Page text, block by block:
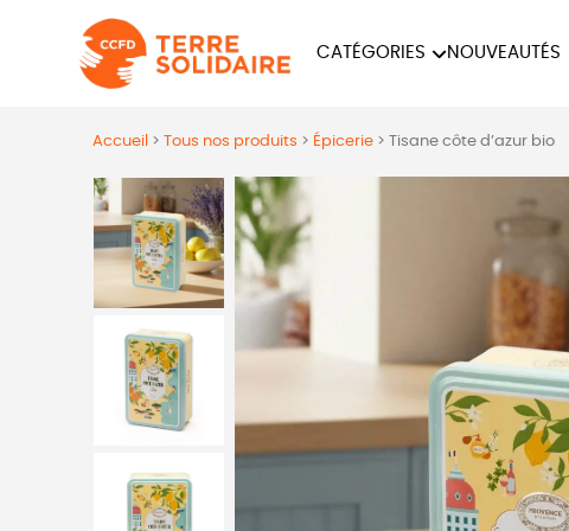
CATÉGORIES NOUVEAUTÉS
Accueil >Tous nos produits > Épicerie >Tisane côte d’azur bio